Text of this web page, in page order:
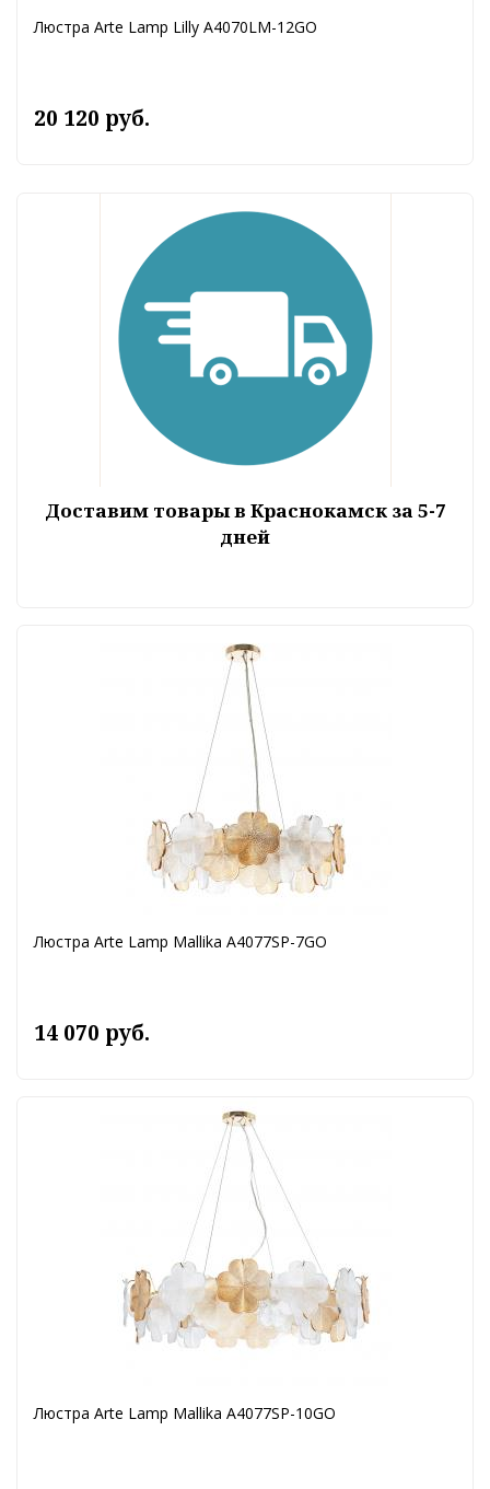
Люстра Arte Lamp Lilly A4070LM-12GO
20 120 руб.
Доставим товары в Краснокамск за 5-7
дней
Люстра Arte Lamp Mallika A4077SP-7GO
14 070 руб.
Люстра Arte Lamp Mallika A4077SP-10GO